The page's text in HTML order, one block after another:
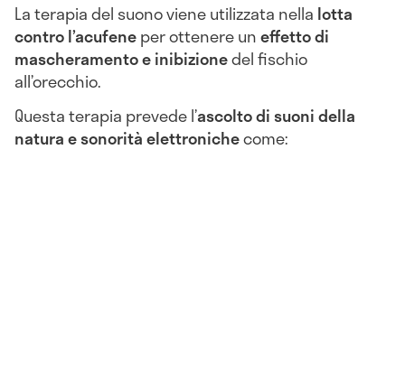
La terapia del suono viene utilizzata nella lotta
contro l’acufeneper ottenere uneffetto di
mascheramento e inibizionedel fischio
all’orecchio.
Questa terapia prevede l’ascolto di suoni della
natura e sonorità elettronichecome: